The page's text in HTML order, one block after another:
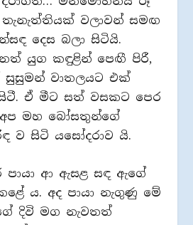
වලාවන් සමඟ
දෙස බලා සිටියි.
යුග කඳුළින් පෙඟී පිරී,
සුසුමන් වාතලයට එක්
ඒ මීට සත් වසකට පෙර
මහ බෝසතුන්ගේ
ව සිටි යසෝදරාව යි.
ආ ඇසළ සඳ ඇගේ
ය. අද පායා නැගුණු මේ
දිවි මග නැවතත්